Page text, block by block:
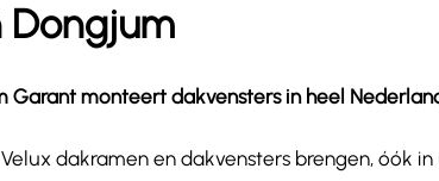
Garant monteert dakvensters in heel
dakramen en dakvensters brengen, óók